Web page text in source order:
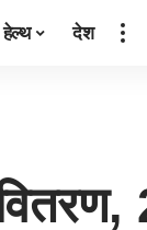
हेल्थ देश